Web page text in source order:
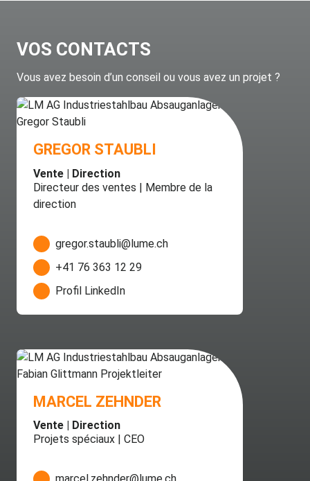
VOS CONTACTS
Vous avez besoin d’un conseil ou vous avez un projet ?
GREGOR STAUBLI
Vente | Direction
Directeur des ventes | Membre de la
direction
gregor.staubli@lume.ch
+41 76 363 12 29
Profil LinkedIn
MARCEL ZEHNDER
Vente | Direction
Projets spéciaux | CEO